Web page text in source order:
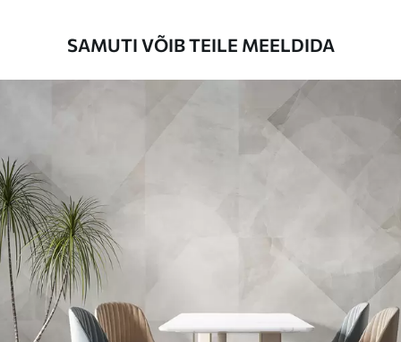
Saadaolevad materjalid
Premium
56.67 34.00
Premium vinüül
65.0039.00 €
Peel and Stick
SAMUTI VÕIB TEILE MEELDIDA